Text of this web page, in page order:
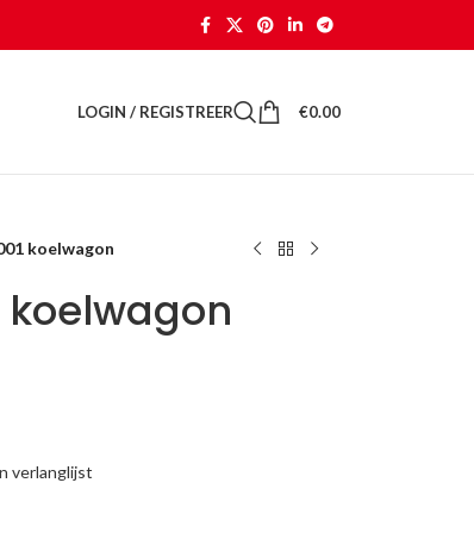
LOGIN / REGISTREER €0.00
koelwagon
verlanglijst